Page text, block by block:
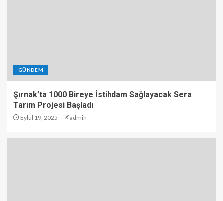
GÜNDEM
Şırnak’ta 1000 Bireye İstihdam Sağlayacak Sera
Tarım Projesi Başladı
Eylül 19, 2025 admin